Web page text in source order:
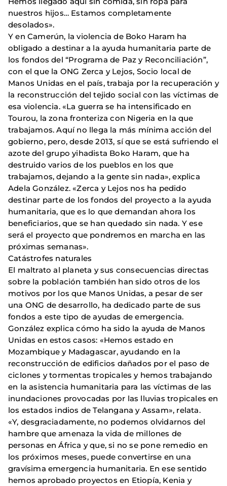
nuestros hijos… Estamos completamente
desolados».
Y en Camerún, la violencia de Boko Haram ha
obligado a destinar a la ayuda humanitaria parte de
los fondos del “Programa de Paz y Reconciliación”,
con el que la ONG Zerca y Lejos, Socio local de
Manos Unidas en el país, trabaja por la recuperación y
la reconstrucción del tejido social con las víctimas de
esa violencia. «La guerra se ha intensificado en
Tourou, la zona fronteriza con Nigeria en la que
trabajamos. Aquí no llega la más mínima acción del
gobierno, pero, desde 2013, sí que se está sufriendo el
azote del grupo yihadista Boko Haram, que ha
destruido varios de los pueblos en los que
trabajamos, dejando a la gente sin nada», explica
Adela González. «Zerca y Lejos nos ha pedido
destinar parte de los fondos del proyecto a la ayuda
humanitaria, que es lo que demandan ahora los
beneficiarios, que se han quedado sin nada. Y ese
será el proyecto que pondremos en marcha en las
próximas semanas».
Catástrofes naturales
El maltrato al planeta y sus consecuencias directas
sobre la población también han sido otros de los
motivos por los que Manos Unidas, a pesar de ser
una ONG de desarrollo, ha dedicado parte de sus
fondos a este tipo de ayudas de emergencia.
González explica cómo ha sido la ayuda de Manos
Unidas en estos casos: «Hemos estado en
Mozambique y Madagascar, ayudando en la
reconstrucción de edificios dañados por el paso de
ciclones y tormentas tropicales y hemos trabajando
en la asistencia humanitaria para las víctimas de las
inundaciones provocadas por las lluvias tropicales en
los estados indios de Telangana y Assam», relata.
«Y, desgraciadamente, no podemos olvidarnos del
hambre que amenaza la vida de millones de
personas en África y que, si no se pone remedio en
los próximos meses, puede convertirse en una
gravísima emergencia humanitaria. En ese sentido
hemos aprobado proyectos en Etiopía, Kenia y